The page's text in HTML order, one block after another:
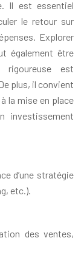
Il est essentiel
le retour sur
Explorer
également être
rigoureuse est
plus, il convient
la mise en place
investissement
d’une stratégie
etc.).
des ventes,